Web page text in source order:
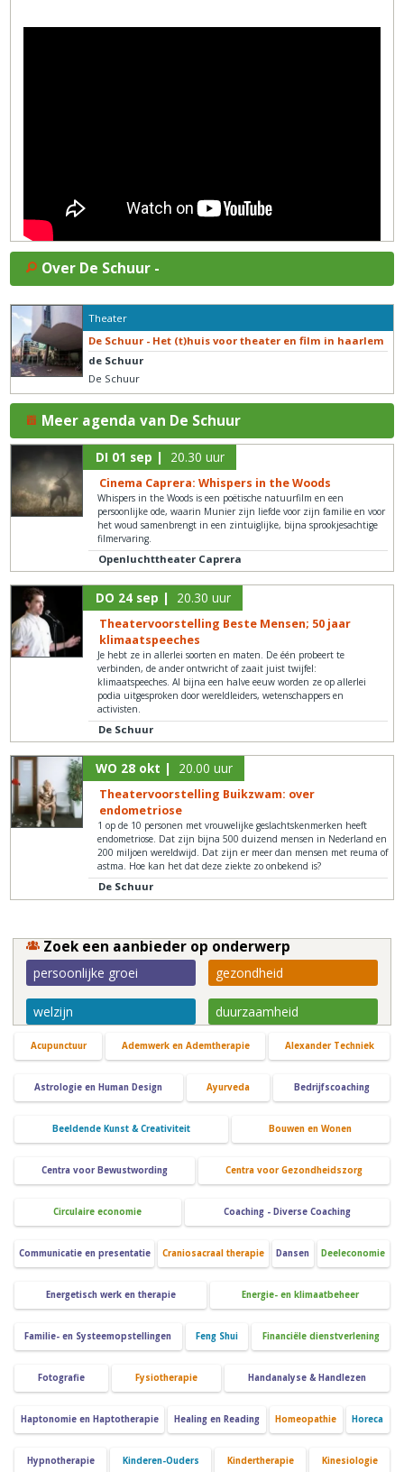
Over De Schuur -
Theater
De Schuur - Het (t)huis voor theater en film in haarlem
de Schuur
De Schuur
Meer agenda van De Schuur
DI 01 sep | 20.30 uur
Cinema Caprera: Whispers in the Woods
Whispers in the Woods is een poëtische natuurfilm en een
persoonlijke ode, waarin Munier zijn liefde voor zijn familie en voor
het woud samenbrengt in een zintuiglijke, bijna sprookjesachtige
filmervaring.
Openluchttheater Caprera
DO 24 sep | 20.30 uur
Theatervoorstelling Beste Mensen; 50 jaar
klimaatspeeches
Je hebt ze in allerlei soorten en maten. De één probeert te
verbinden, de ander ontwricht of zaait juist twijfel:
klimaatspeeches. Al bijna een halve eeuw worden ze op allerlei
podia uitgesproken door wereldleiders, wetenschappers en
activisten.
De Schuur
WO 28 okt | 20.00 uur
Theatervoorstelling Buikzwam: over
endometriose
1 op de 10 personen met vrouwelijke geslachtskenmerken heeft
endometriose. Dat zijn bijna 500 duizend mensen in Nederland en
200 miljoen wereldwijd. Dat zijn er meer dan mensen met reuma of
astma. Hoe kan het dat deze ziekte zo onbekend is?
De Schuur
Zoek een aanbieder op onderwerp
persoonlijke groei gezondheid
welzijn duurzaamheid
Acupunctuur Ademwerk en Ademtherapie Alexander Techniek
Astrologie en Human Design Ayurveda Bedrijfscoaching
Beeldende Kunst & Creativiteit Bouwen en Wonen
Centra voor Bewustwording Centra voor Gezondheidszorg
Circulaire economie Coaching - Diverse Coaching
Communicatie en presentatie Craniosacraal therapie Dansen Deeleconomie
Energetisch werk en therapie Energie- en klimaatbeheer
Familie- en Systeemopstellingen Feng Shui Financiële dienstverlening
Fotografie Fysiotherapie Handanalyse & Handlezen
Haptonomie en Haptotherapie Healing en Reading Homeopathie Horeca
Hypnotherapie Kinderen-Ouders Kindertherapie Kinesiologie